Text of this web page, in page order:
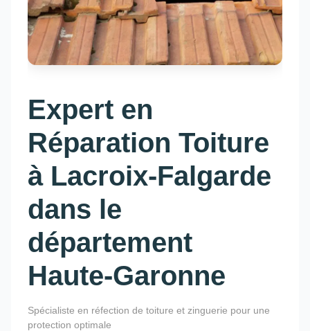
Expert en
Réparation Toiture
à Lacroix-Falgarde
dans le
département
Haute-Garonne
Spécialiste en réfection de toiture et zinguerie pour une
protection optimale